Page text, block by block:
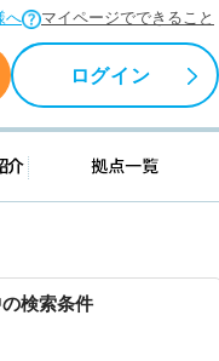
へ マイページでできること
ログイン
キャリアアドバイザー紹介
検索条件